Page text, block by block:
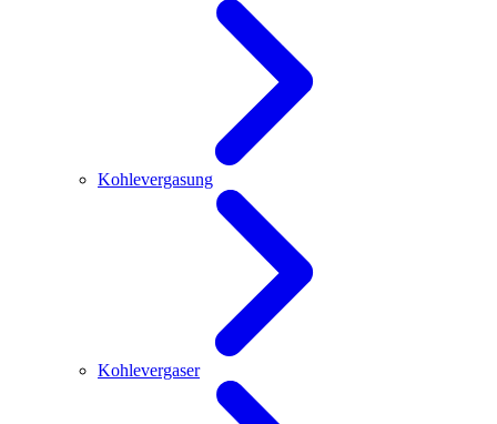
Kohlevergasung
Kohlevergaser